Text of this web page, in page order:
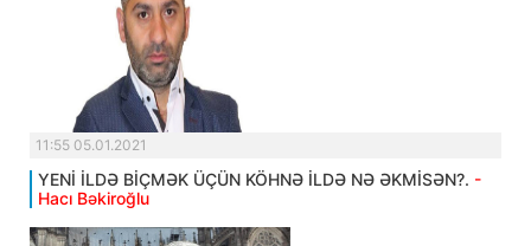
11:55 05.01.2021
YENİ İLDƏ BİÇMƏK ÜÇÜN KÖHNƏ İLDƏ NƏ ƏKMİSƏN?. -
Hacı Bəkiroğlu